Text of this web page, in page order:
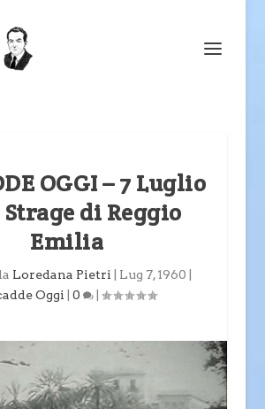
OGGI – 7 Luglio
Strage di Reggio
Emilia
Loredana Pietri Lug 7, 1960
Oggi
0 |